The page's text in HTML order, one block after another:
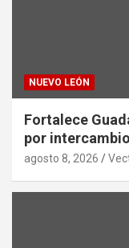
NUEVO LEÓN
Fortalece
por
agosto 8, 2026